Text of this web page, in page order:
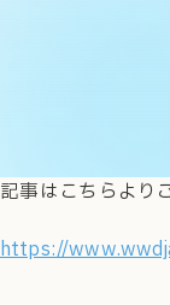
記事はこちらより
https://